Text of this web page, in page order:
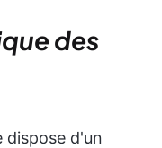
des
dispose d'un